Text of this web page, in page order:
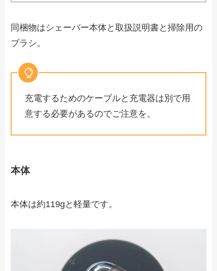
同梱物はシェーバー本体と取扱説明書と掃除用の
ブラシ。
充電するためのケーブルと充電器は別で用
意する必要があるのでご注意を。
本体
本体は約119gと軽量です。